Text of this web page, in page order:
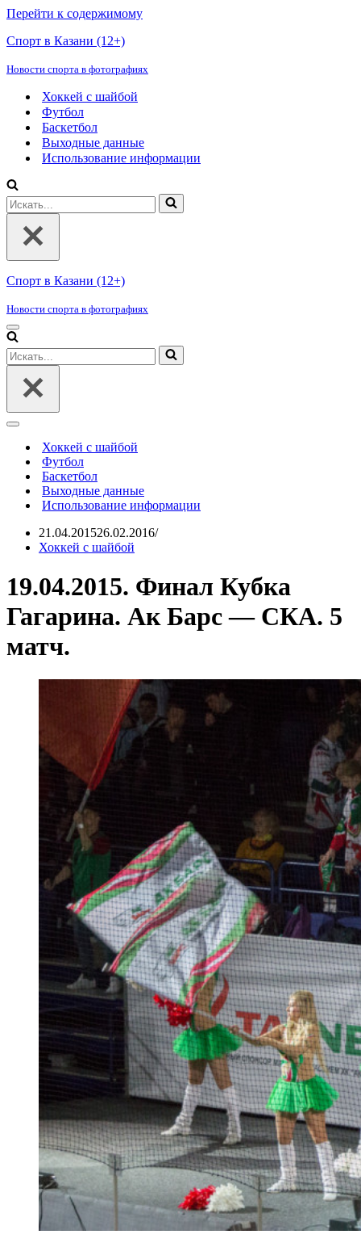
Перейти к содержимому
Спорт в Казани (12+)
Новости спорта в фотографиях
Хоккей с шайбой
Футбол
Баскетбол
Выходные данные
Использование информации
Искать...
Спорт в Казани (12+)
Новости спорта в фотографиях
Меню
навигации
Искать...
Меню
навигацииХоккей с шайбой
Футбол
Баскетбол
Выходные данные
Использование информации
21.04.201526.02.2016
Хоккей с шайбой
19.04.2015. Финал Кубка
Гагарина. Ак Барс — СКА. 5
матч.